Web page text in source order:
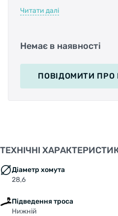
Розташування хомута:
Читати далі
Немає в наявності
ПОВІДОМИТИ ПРО
ТЕХНІЧНІ
Діаметр хомута
28,6
Підведення троса
Нижній